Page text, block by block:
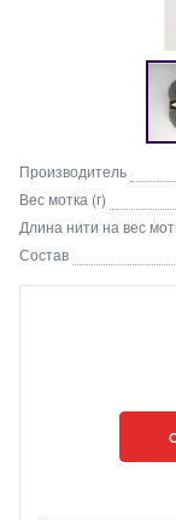
Производитель
Вес мотка (г)
Длина нити на вес
Состав